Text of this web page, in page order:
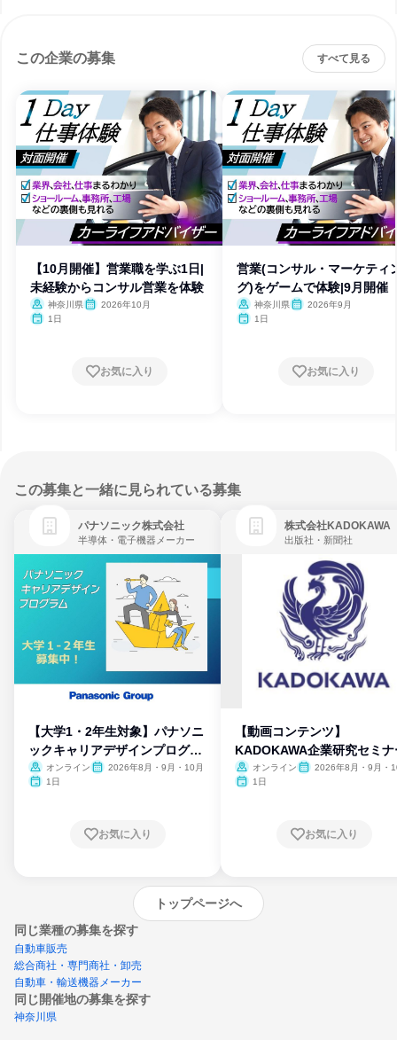
この企業の募集 すべて見る
【10月開催】営業職を学ぶ1日|
未経験からコンサル営業を体験
神奈川県
2026年10月
1日
お気に入り
営業(コンサル・マーケティ
グ)をゲームで体験|9月開催
神奈川県
2026年9月
1日
お気に入り
この募集と一緒に見られている募集
パナソニック株式会社
半導体・電子機器メーカー
【大学1・2年生対象】パナソニ
ックキャリアデザインプログラ
ム
オンライン
2026年8月・9月・10月
1日
お気に入り
株式会社KADOKAWA
出版社・新聞社
【動画コンテンツ】
KADOKAWA企業研究セミナ
オンライン
2026年8月・9月・
1日
お気に入り
トップページへ
同じ業種の募集を探す
自動車販売
総合商社・専門商社・卸売
自動車・輸送機器メーカー
同じ開催地の募集を探す
神奈川県